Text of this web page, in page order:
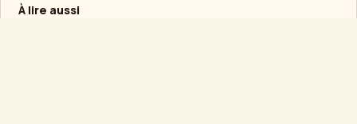
À lire aussi